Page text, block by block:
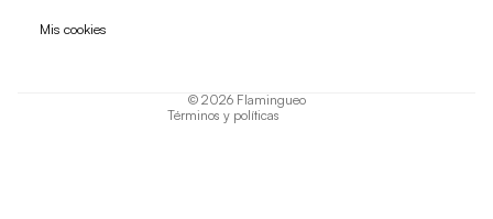
Mis cookies
© 2026 Flamingueo
Términos y políticas